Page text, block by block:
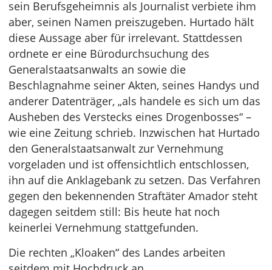
sein Berufsgeheimnis als Journalist verbiete ihm
aber, seinen Namen preiszugeben. Hurtado hält
diese Aussage aber für irrelevant. Stattdessen
ordnete er eine Bürodurchsuchung des
Generalstaatsanwalts an sowie die
Beschlagnahme seiner Akten, seines Handys und
anderer Datenträger, „als handele es sich um das
Ausheben des Verstecks eines Drogenbosses“ –
wie eine Zeitung schrieb. Inzwischen hat Hurtado
den Generalstaatsanwalt zur Vernehmung
vorgeladen und ist offensichtlich entschlossen,
ihn auf die Anklagebank zu setzen. Das Verfahren
gegen den bekennenden Straftäter Amador steht
dagegen seitdem still: Bis heute hat noch
keinerlei Vernehmung stattgefunden.
Die rechten „Kloaken“ des Landes arbeiten